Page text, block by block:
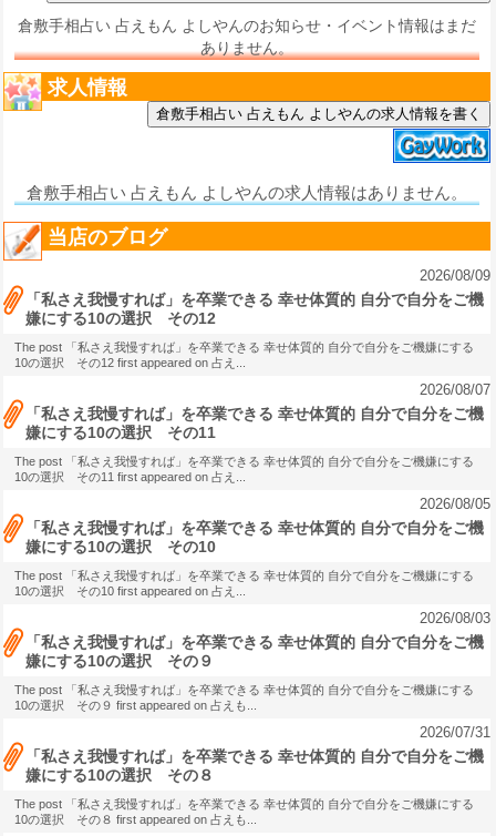
倉敷手相占い 占えもん よしやんのお知らせ・イベント情報はまだ
ありません。
求人情報
倉敷手相占い 占えもん よしやんの求人情報を書く
倉敷手相占い 占えもん よしやんの求人情報はありません。
当店のブログ
2026/08/09
「私さえ我慢すれば」を卒業できる 幸せ体質的 自分で自分をご機
嫌にする10の選択 その12
The post 「私さえ我慢すれば」を卒業できる 幸せ体質的 自分で自分をご機嫌にする
10の選択 その12 first appeared on 占え...
2026/08/07
「私さえ我慢すれば」を卒業できる 幸せ体質的 自分で自分をご機
嫌にする10の選択 その11
The post 「私さえ我慢すれば」を卒業できる 幸せ体質的 自分で自分をご機嫌にする
10の選択 その11 first appeared on 占え...
2026/08/05
「私さえ我慢すれば」を卒業できる 幸せ体質的 自分で自分をご機
嫌にする10の選択 その10
The post 「私さえ我慢すれば」を卒業できる 幸せ体質的 自分で自分をご機嫌にする
10の選択 その10 first appeared on 占え...
2026/08/03
「私さえ我慢すれば」を卒業できる 幸せ体質的 自分で自分をご機
嫌にする10の選択 その９
The post 「私さえ我慢すれば」を卒業できる 幸せ体質的 自分で自分をご機嫌にする
10の選択 その９ first appeared on 占えも...
2026/07/31
「私さえ我慢すれば」を卒業できる 幸せ体質的 自分で自分をご機
嫌にする10の選択 その８
The post 「私さえ我慢すれば」を卒業できる 幸せ体質的 自分で自分をご機嫌にする
10の選択 その８ first appeared on 占えも...